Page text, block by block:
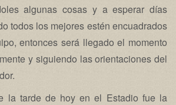
algunas cosas y a esperar días
todos los mejores estén encuadrados
entonces será llegado el momento
y siguiendo las orientaciones del
la tarde de hoy en el Estadio fue la